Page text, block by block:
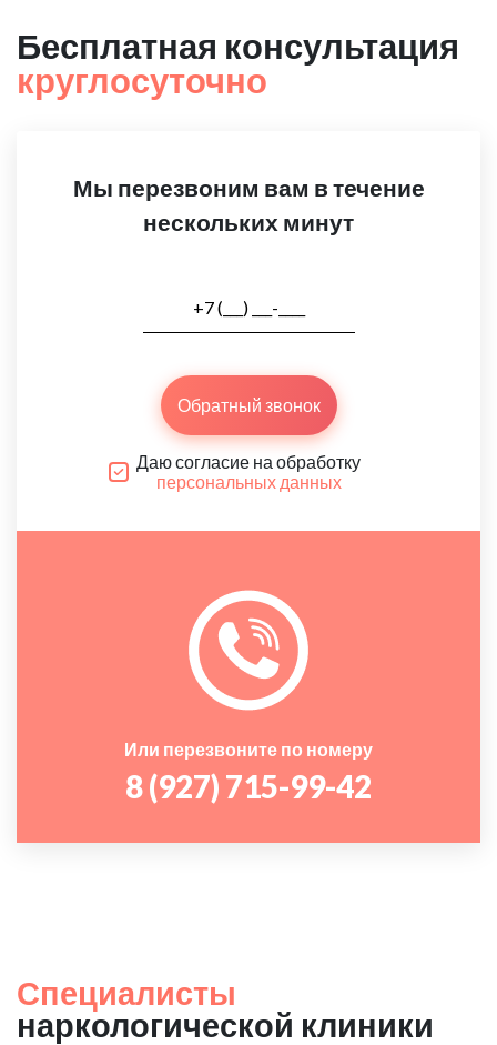
Бесплатная консультация
круглосуточно
Мы перезвоним вам в течение
нескольких минут
Обратный звонок
Даю согласие на обработку
персональных данных
Или перезвоните по номеру
8 (927) 715-99-42
Специалисты
наркологической клиники